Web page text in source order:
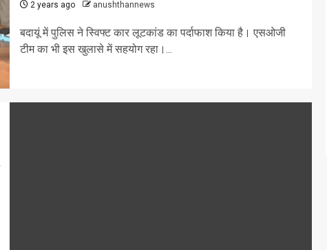
2 years ago anushthannews
बदायूं में पुलिस ने स्विफ्ट कार लूटकांड का पर्दाफाश किया है। एसओजी
टीम का भी इस खुलासे में सहयोग रहा।...